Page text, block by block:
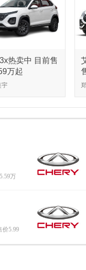
热卖中 目前售
万起
宇
万
价5.99